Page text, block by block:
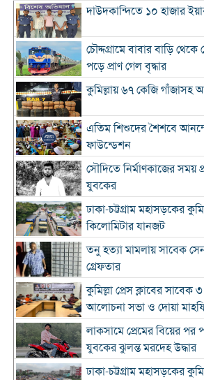
দাউদকান্দিতে ১০ হাজার
চৌদ্দগ্রামে বাবার বাড়ি থেকে
পড়ে প্রাণ গেল বৃদ্ধার
কুমিল্লায় ৬৭ কেজি গাঁজাসহ
এতিম শিশুদের শৈশবে
ফাউন্ডেশন
সৌদিতে নির্মাণকাজের সময়
যুবকের
ঢাকা-চট্টগ্রাম মহাসড়কের
কিলোমিটার যানজট
তনু হত্যা মামলায় সাবেক
গ্রেফতার
কুমিল্লা প্রেস ক্লাবের
আলোচনা সভা ও দোয়া
লাকসামে প্রেমের বিয়ের পর
যুবকের ঝুলন্ত মরদেহ উদ্ধার
ঢাকা-চট্টগ্রাম মহাসড়কের